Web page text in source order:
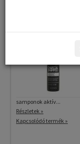
samponok aktív...
Részletek »
Kapcsolódó termék »